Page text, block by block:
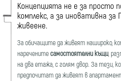
Концепцията не е за просто
комплекс, а за иновативна за
живеене.
За обичащите да живеят нашироко,
нареченитесамостоятелни къщи , р
на два етажа, с голям двор. За тези,
предпочитат да живеят в